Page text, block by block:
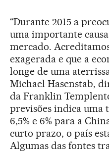
“Durante 2015 a
uma importante
mercado.
exagerada e que a
longe de uma
Michael Hasenstab,
da Franklin
previsões indica uma
6,5% e 6% para a
curto prazo, o país
Algumas das fontes